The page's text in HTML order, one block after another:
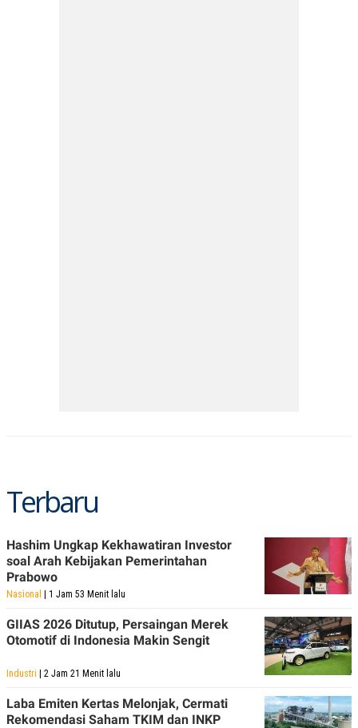
Terbaru
Hashim Ungkap Kekhawatiran Investor
soal Arah Kebijakan Pemerintahan
Prabowo
Nasional | 1 Jam 53 Menit lalu
GIIAS 2026 Ditutup, Persaingan Merek
Otomotif di Indonesia Makin Sengit
Industri | 2 Jam 21 Menit lalu
Laba Emiten Kertas Melonjak, Cermati
Rekomendasi Saham TKIM dan INKP